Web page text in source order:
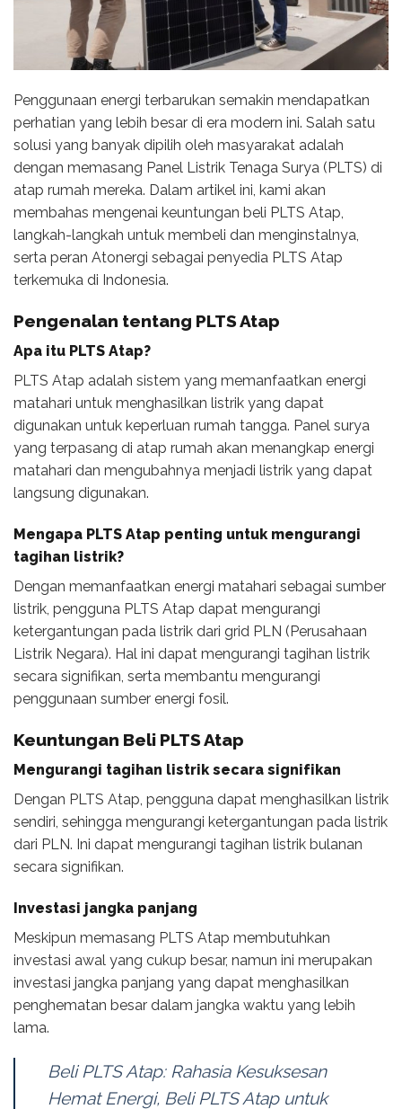
Penggunaan energi terbarukan semakin mendapatkan
perhatian yang lebih besar di era modern ini. Salah satu
solusi yang banyak dipilih oleh masyarakat adalah
dengan memasang Panel Listrik Tenaga Surya (PLTS) di
atap rumah mereka. Dalam artikel ini, kami akan
membahas mengenai keuntungan beli PLTS Atap,
langkah-langkah untuk membeli dan menginstalnya,
serta peran Atonergi sebagai penyedia PLTS Atap
terkemuka di Indonesia.
Pengenalan tentang PLTS Atap
Apa itu PLTS Atap?
PLTS Atap adalah sistem yang memanfaatkan energi
matahari untuk menghasilkan listrik yang dapat
digunakan untuk keperluan rumah tangga. Panel surya
yang terpasang di atap rumah akan menangkap energi
matahari dan mengubahnya menjadi listrik yang dapat
langsung digunakan.
Mengapa PLTS Atap penting untuk mengurangi
tagihan listrik?
Dengan memanfaatkan energi matahari sebagai sumber
listrik, pengguna PLTS Atap dapat mengurangi
ketergantungan pada listrik dari grid PLN (Perusahaan
Listrik Negara). Hal ini dapat mengurangi tagihan listrik
secara signifikan, serta membantu mengurangi
penggunaan sumber energi fosil.
Keuntungan Beli PLTS Atap
Mengurangi tagihan listrik secara signifikan
Dengan PLTS Atap, pengguna dapat menghasilkan listrik
sendiri, sehingga mengurangi ketergantungan pada listrik
dari PLN. Ini dapat mengurangi tagihan listrik bulanan
secara signifikan.
Investasi jangka panjang
Meskipun memasang PLTS Atap membutuhkan
investasi awal yang cukup besar, namun ini merupakan
investasi jangka panjang yang dapat menghasilkan
penghematan besar dalam jangka waktu yang lebih
lama.
Beli PLTS Atap: Rahasia Kesuksesan
Hemat Energi, Beli PLTS Atap untuk